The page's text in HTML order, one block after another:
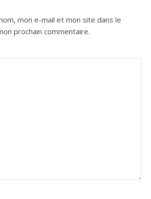
mon e-mail et mon site dans le
prochain commentaire.